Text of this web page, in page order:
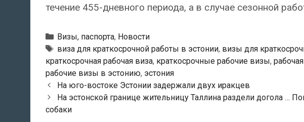
течение 455-дневного периода, а в случае сезонной
Рубрики
Визы, паспорта, Новости
Метки
виза для краткосрочной работы в эстонии, визы для
краткосрочная рабочая виза, краткосрочные рабочие визы,
рабочие визы в эстонию, эстония
Навигация
по
записям
На юго-востоке Эстонии задержали двух иракцев
На эстонской границе жительницу Таллина раздели догола …
собаки